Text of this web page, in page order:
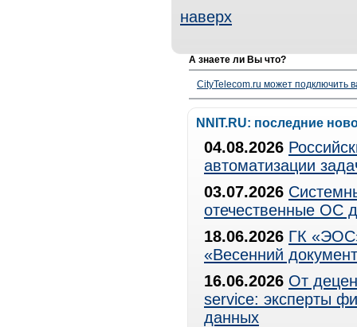
наверх
А знаете ли Вы что?
CityTelecom.ru может подключить
NNIT.RU: последние
04.08.2026
автоматизации
03.07.2026
отечественные ОС
18.06.2026 ГК
«Весенний
16.06.2026 От
service: эксперты
данных